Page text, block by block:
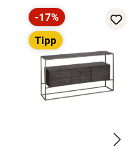
Rabatt
-17%
Tipp